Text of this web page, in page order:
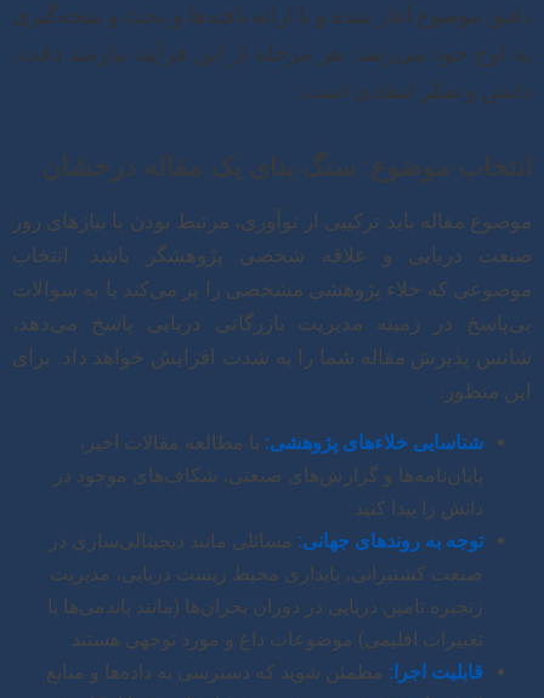
دقیق موضوع آغاز شده و با ارائه یافته‌ها و بحث و نتیجه‌گیری
به اوج خود می‌رسد. هر مرحله از این فرآیند نیازمند دقت،
دانش و تفکر انتقادی است.
انتخاب موضوع: سنگ بنای یک مقاله درخشان
موضوع مقاله باید ترکیبی از نوآوری، مرتبط بودن با نیازهای روز
صنعت دریایی و علاقه شخصی پژوهشگر باشد. انتخاب
موضوعی که خلاء پژوهشی مشخصی را پر می‌کند یا به سوالات
بی‌پاسخ در زمینه مدیریت بازرگانی دریایی پاسخ می‌دهد،
شانس پذیرش مقاله شما را به شدت افزایش خواهد داد. برای
این منظور:
شناسایی خلاءهای پژوهشی: با مطالعه مقالات اخیر،
پایان‌نامه‌ها و گزارش‌های صنعتی، شکاف‌های موجود در
دانش را پیدا کنید.
توجه به روندهای جهانی: مسائلی مانند دیجیتالی‌سازی در
صنعت کشتیرانی، پایداری محیط زیست دریایی، مدیریت
زنجیره تامین دریایی در دوران بحران‌ها (مانند پاندمی‌ها یا
تغییرات اقلیمی) موضوعات داغ و مورد توجهی هستند.
قابلیت اجرا: مطمئن شوید که دسترسی به داده‌ها و منابع